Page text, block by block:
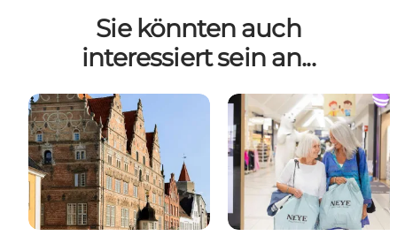
Sie könnten auch
interessiert sein an...